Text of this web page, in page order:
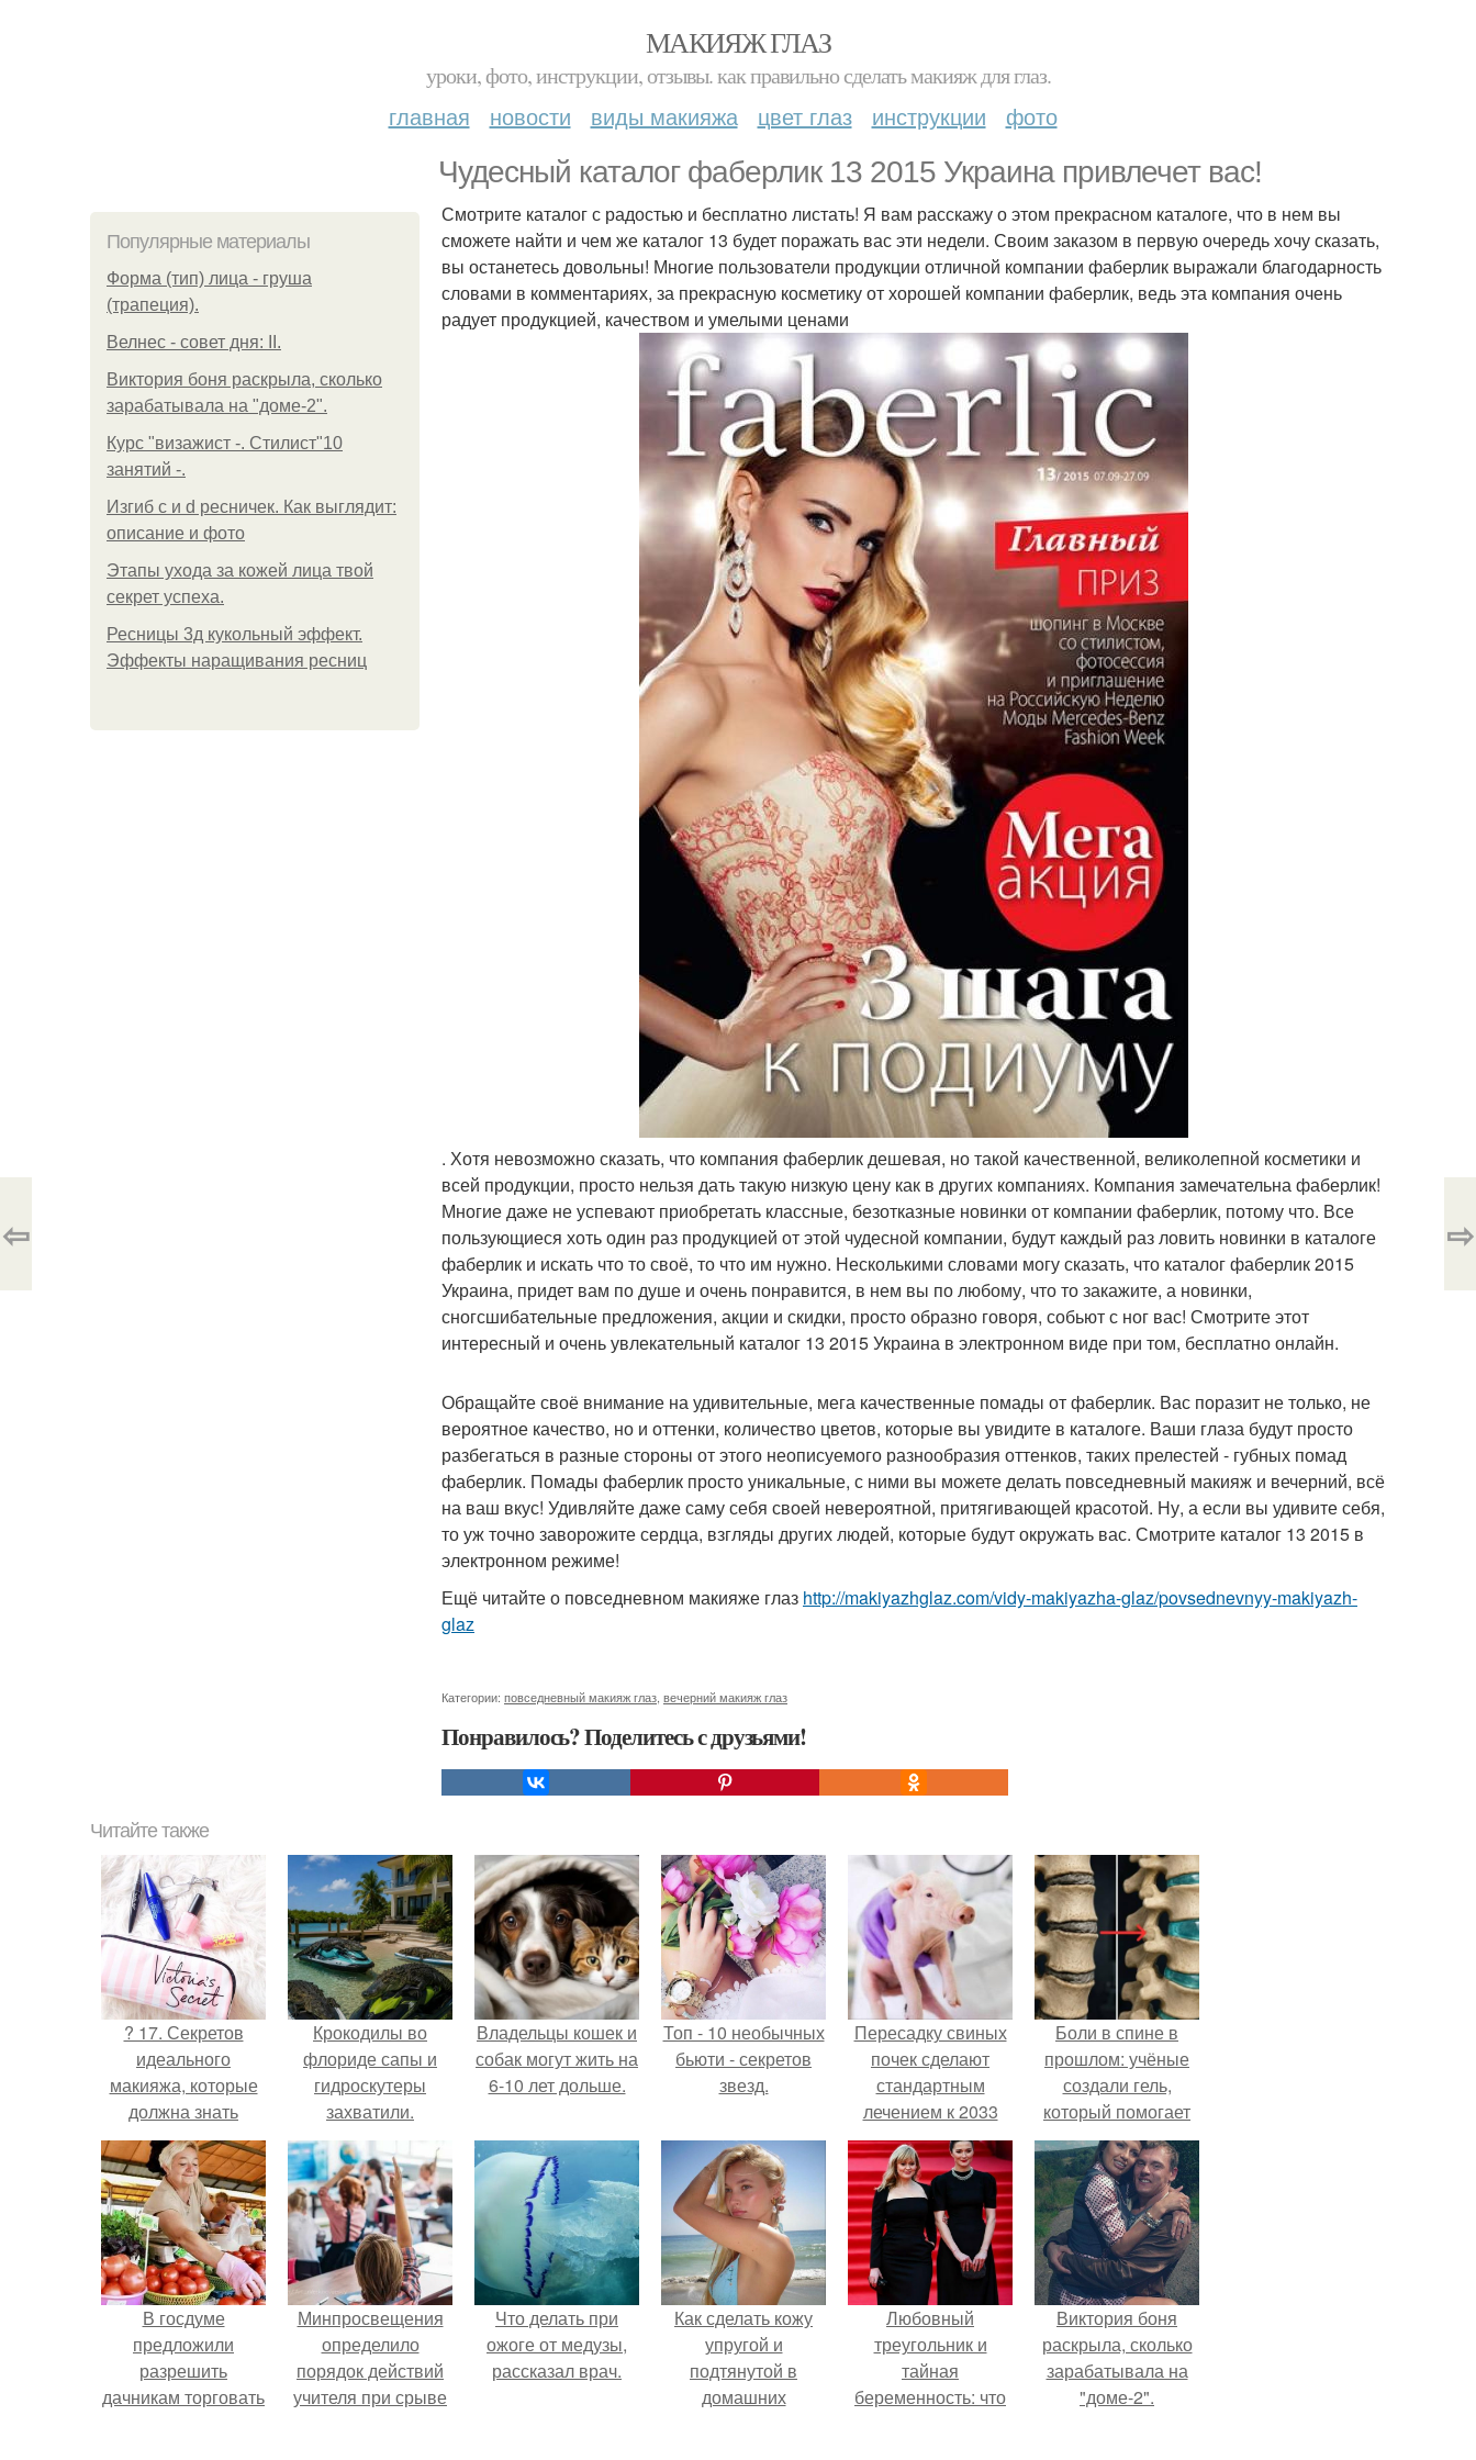
МАКИЯЖ ГЛАЗ
уроки, фото, инструкции, отзывы. как правильно сделать макияж для глаз.
главная новости виды макияжа цвет глаз инструкции фото
Чудесный каталог фаберлик 13 2015 Украина привлечет вас!
Популярные материалы
Форма (тип) лица - груша
(трапеция).
Велнес - совет дня: II.
Виктория боня раскрыла, сколько
зарабатывала на "доме-2".
Курс "визажист -. Стилист"10
занятий -.
Изгиб c и d ресничек. Как выглядит:
описание и фото
Этапы ухода за кожей лица твой
секрет успеха.
Ресницы 3д кукольный эффект.
Эффекты наращивания ресниц
Смотрите каталог с радостью и бесплатно листать! Я вам расскажу о этом прекрасном каталоге, что в нем вы
сможете найти и чем же каталог 13 будет поражать вас эти недели. Своим заказом в первую очередь хочу сказать,
вы останетесь довольны! Многие пользователи продукции отличной компании фаберлик выражали благодарность
словами в комментариях, за прекрасную косметику от хорошей компании фаберлик, ведь эта компания очень
радует продукцией, качеством и умелыми ценами
. Хотя невозможно сказать, что компания фаберлик дешевая, но такой качественной, великолепной косметики и
всей продукции, просто нельзя дать такую низкую цену как в других компаниях. Компания замечательна фаберлик!
Многие даже не успевают приобретать классные, безотказные новинки от компании фаберлик, потому что. Все
пользующиеся хоть один раз продукцией от этой чудесной компании, будут каждый раз ловить новинки в каталоге
фаберлик и искать что то своё, то что им нужно. Несколькими словами могу сказать, что каталог фаберлик 2015
Украина, придет вам по душе и очень понравится, в нем вы по любому, что то закажите, а новинки,
сногсшибательные предложения, акции и скидки, просто образно говоря, собьют с ног вас! Смотрите этот
интересный и очень увлекательный каталог 13 2015 Украина в электронном виде при том, бесплатно онлайн.
Обращайте своё внимание на удивительные, мега качественные помады от фаберлик. Вас поразит не только, не
вероятное качество, но и оттенки, количество цветов, которые вы увидите в каталоге. Ваши глаза будут просто
разбегаться в разные стороны от этого неописуемого разнообразия оттенков, таких прелестей - губных помад
фаберлик. Помады фаберлик просто уникальные, с ними вы можете делать повседневный макияж и вечерний, всё
на ваш вкус! Удивляйте даже саму себя своей невероятной, притягивающей красотой. Ну, а если вы удивите себя,
то уж точно заворожите сердца, взгляды других людей, которые будут окружать вас. Смотрите каталог 13 2015 в
электронном режиме!
Ещё читайте о повседневном макияже глаз http://makiyazhglaz.com/vidy-makiyazha-glaz/povsednevnyy-makiyazh-
glaz
Категории: повседневный макияж глаз вечерний макияж глаз
Понравилось? Поделитесь с друзьями!
⇦ ⇨
Читайте также
? 17. Секретов
идеального
макияжа, которые
должна знать
каждая?
Крокодилы во
флориде сапы и
гидроскутеры
захватили.
Владельцы кошек и
собак могут жить на
6-10 лет дольше.
Топ - 10 необычных
бьюти - секретов
звезд.
Пересадку свиных
почек сделают
стандартным
лечением к 2033
году в Японии.
Боли в спине в
прошлом: учёные
создали гель,
который помогает
восстанавливать
межпозвоночные
диски.
В госдуме
предложили
разрешить
дачникам торговать
Минпросвещения
определило
порядок действий
учителя при срыве
Что делать при
ожоге от медузы,
рассказал врач.
Как сделать кожу
упругой и
подтянутой в
домашних
Любовный
треугольник и
тайная
беременность: что
Виктория боня
раскрыла, сколько
зарабатывала на
"доме-2".